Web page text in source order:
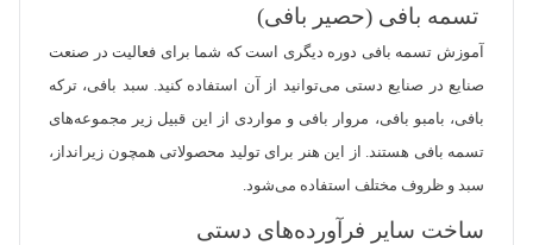
تسمه بافی (حصیر بافی)
آموزش تسمه بافی دوره دیگری است که شما برای فعالیت در صنعت
صنایع در صنایع دستی می‌توانید از آن استفاده کنید. سبد بافی، ترکه
بافی، بامبو بافی، مروار بافی و مواردی از این قبیل زیر مجموعه‌های
تسمه بافی هستند. از این هنر برای تولید محصولاتی همچون زیرانداز،
سبد و ظروف مختلف استفاده می‌شود.
ساخت سایر فرآورده‌های دستی